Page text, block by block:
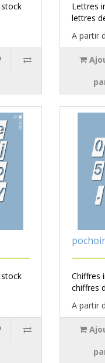
Lettres
lettres
A partir
Chiffres
chiffres
A partir